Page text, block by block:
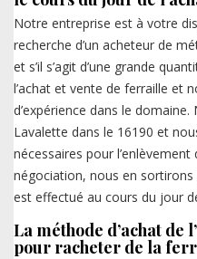
Notre entreprise est à votre
recherche d’un acheteur de
et s’il s’agit d’une grande
l’achat et vente de ferraille et
d’expérience dans le
Lavalette dans le 16190 et
nécessaires pour
négociation, nous en
est effectué au cours du jour
La méthode d’achat de
pour racheter de la